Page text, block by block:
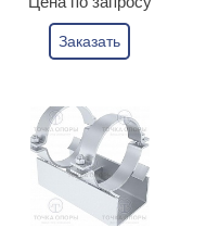
Заказать